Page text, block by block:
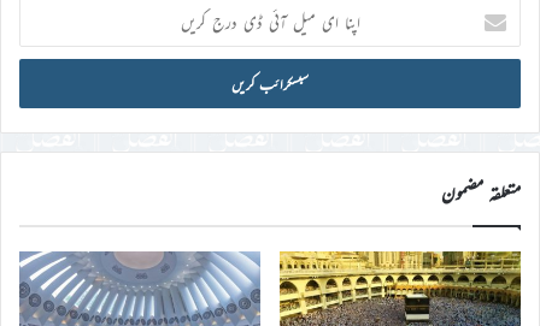
اپنا
ای
میل
ڈی
درج
کریں
متعلقہ مضمون